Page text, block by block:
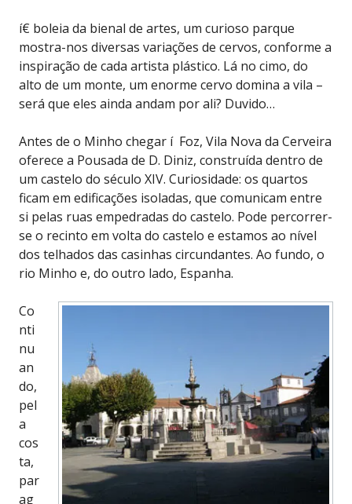
í€ boleia da bienal de artes, um curioso parque
mostra-nos diversas variações de cervos, conforme a
inspiração de cada artista plástico. Lá no cimo, do
alto de um monte, um enorme cervo domina a vila –
será que eles ainda andam por ali? Duvido…
Antes de o Minho chegar í Foz, Vila Nova da Cerveira
oferece a Pousada de D. Diniz, construída dentro de
um castelo do século XIV. Curiosidade: os quartos
ficam em edificações isoladas, que comunicam entre
si pelas ruas empedradas do castelo. Pode percorrer-
se o recinto em volta do castelo e estamos ao nível
dos telhados das casinhas circundantes. Ao fundo, o
rio Minho e, do outro lado, Espanha.
Co
nti
nu
an
do,
pel
a
cos
ta,
par
ag